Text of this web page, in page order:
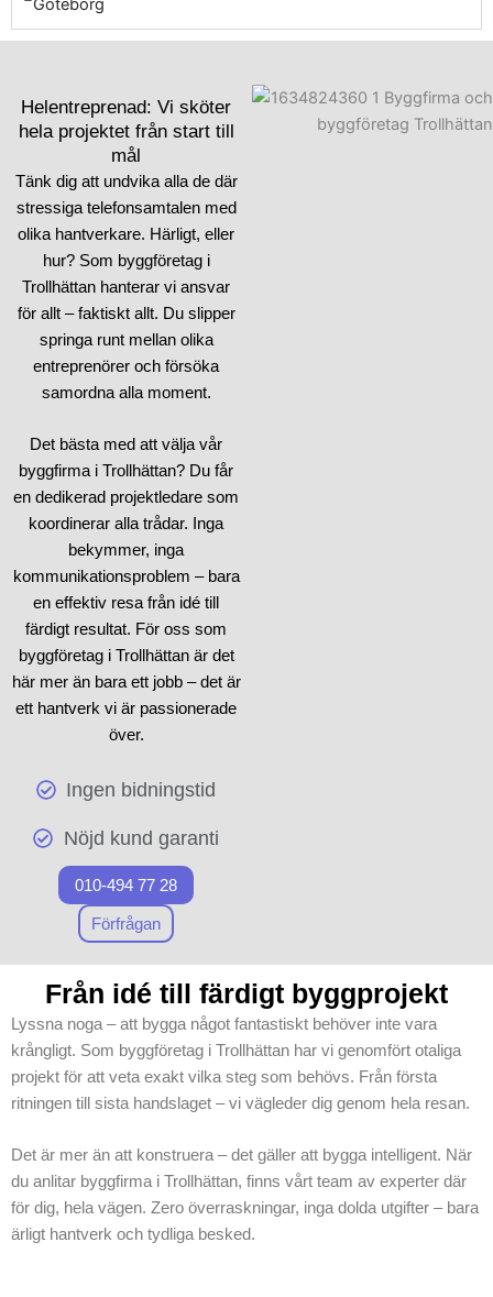
Göteborg
Helentreprenad: Vi sköter
hela projektet från start till
mål
Tänk dig att undvika alla de där
stressiga telefonsamtalen med
olika hantverkare. Härligt, eller
hur? Som byggföretag i
Trollhättan hanterar vi ansvar
för allt – faktiskt allt. Du slipper
springa runt mellan olika
entreprenörer och försöka
samordna alla moment.
Det bästa med att välja vår
byggfirma i Trollhättan? Du får
en dedikerad projektledare som
koordinerar alla trådar. Inga
bekymmer, inga
kommunikationsproblem – bara
en effektiv resa från idé till
färdigt resultat. För oss som
byggföretag i Trollhättan är det
här mer än bara ett jobb – det är
ett hantverk vi är passionerade
över.
Ingen bidningstid
Nöjd kund garanti
010-494 77 28
Förfrågan
Från idé till färdigt byggprojekt
Lyssna noga – att bygga något fantastiskt behöver inte vara
krångligt. Som byggföretag i Trollhättan har vi genomfört otaliga
projekt för att veta exakt vilka steg som behövs. Från första
ritningen till sista handslaget – vi vägleder dig genom hela resan.
Det är mer än att konstruera – det gäller att bygga intelligent. När
du anlitar byggfirma i Trollhättan, finns vårt team av experter där
för dig, hela vägen. Zero överraskningar, inga dolda utgifter – bara
ärligt hantverk och tydliga besked.